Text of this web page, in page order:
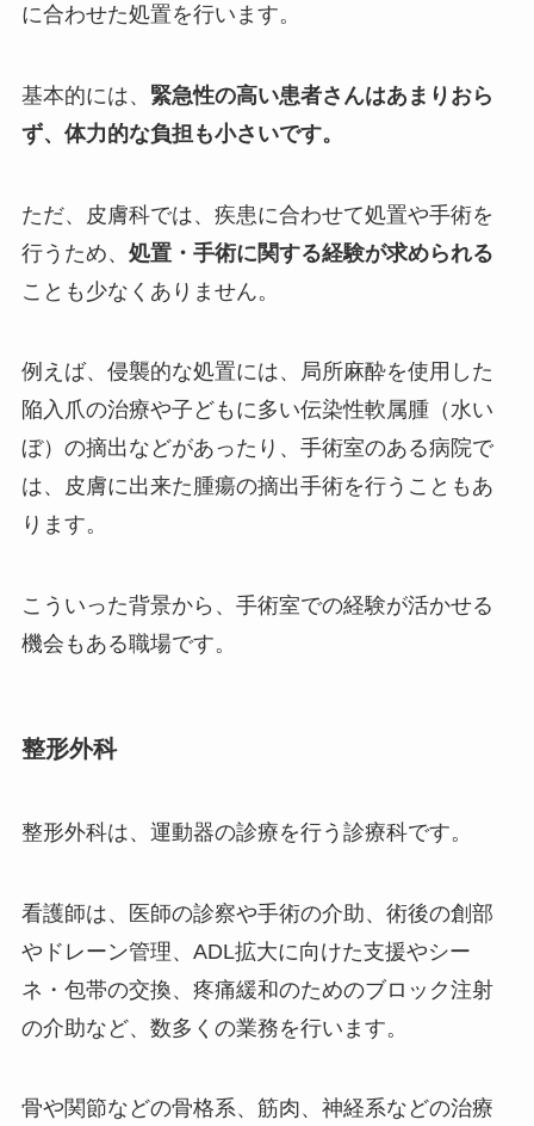
に合わせた処置を行います。
基本的には、 緊急性の高い患者さんはあまりおら
ず、体力的な負担も小さいです。
ただ、皮膚科では、疾患に合わせて処置や手術を
行うため、 処置・手術に関する経験が求められる
ことも少なくありません。
例えば、侵襲的な処置には、局所麻酔を使用した
陥入爪の治療や子どもに多い伝染性軟属腫（水い
ぼ）の摘出などがあったり、手術室のある病院で
は、皮膚に出来た腫瘍の摘出手術を行うこともあ
ります。
こういった背景から、手術室での経験が活かせる
機会もある職場です。
整形外科
整形外科は、運動器の診療を行う診療科です。
看護師は、医師の診察や手術の介助、術後の創部
やドレーン管理、ADL拡大に向けた支援やシー
ネ・包帯の交換、疼痛緩和のためのブロック注射
の介助など、数多くの業務を行います。
骨や関節などの骨格系、筋肉、神経系などの治療